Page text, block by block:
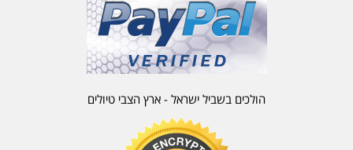
הולכים בשביל ישראל - ארץ הצבי טיולים